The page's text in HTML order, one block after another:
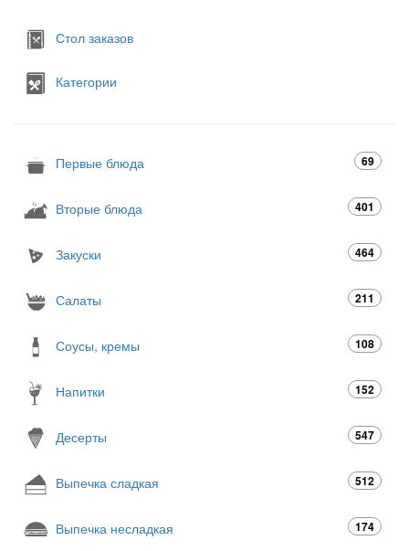
Стол заказов
Категории
Первые блюда 69
Вторые блюда 401
Закуски 464
Салаты 211
Соусы, кремы 108
Напитки 152
Десерты 547
Выпечка сладкая 512
Выпечка несладкая 174